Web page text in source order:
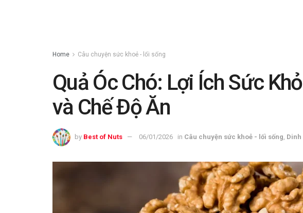
Home Câu chuyện sức khoẻ - lối sống
Quả Óc Chó: Lợi Ích Sức
và Chế Độ Ăn
by Best of Nuts 06/01/2026 in Câu chuyện sức khoẻ - lối sống Dinh